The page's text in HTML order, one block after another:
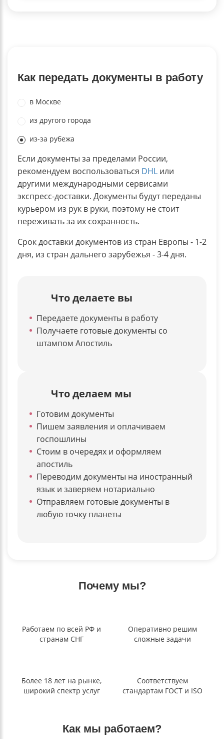
Как передать документы в работу
в Москве
из другого города
из-за рубежа
Если документы за пределами России,
рекомендуем воспользоваться DHL или
другими международными сервисами
экспресс-доставки. Документы будут переданы
курьером из рук в руки, поэтому не стоит
переживать за их сохранность.
Срок доставки документов из стран Европы - 1-2
дня, из стран дальнего зарубежья - 3-4 дня.
Что делаете вы
Передаете документы в работу
Получаете готовые документы со
штампом Апостиль
Что делаем мы
Готовим документы
Пишем заявления и оплачиваем
госпошлины
Стоим в очередях и оформляем
апостиль
Переводим документы на иностранный
язык и заверяем нотариально
Отправляем готовые документы в
любую точку планеты
Почему мы?
Работаем по всей РФ и
странам СНГ
Оперативно решим
сложные задачи
Более 18 лет на рынке,
широкий спектр услуг
Соответствуем
стандартам ГОСТ и ISO
Как мы работаем?